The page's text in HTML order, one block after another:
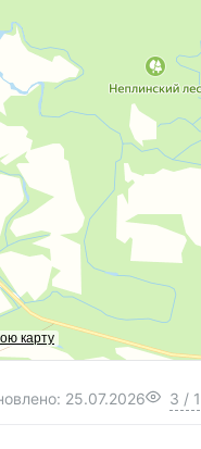
карту
25.07.2026 3 /